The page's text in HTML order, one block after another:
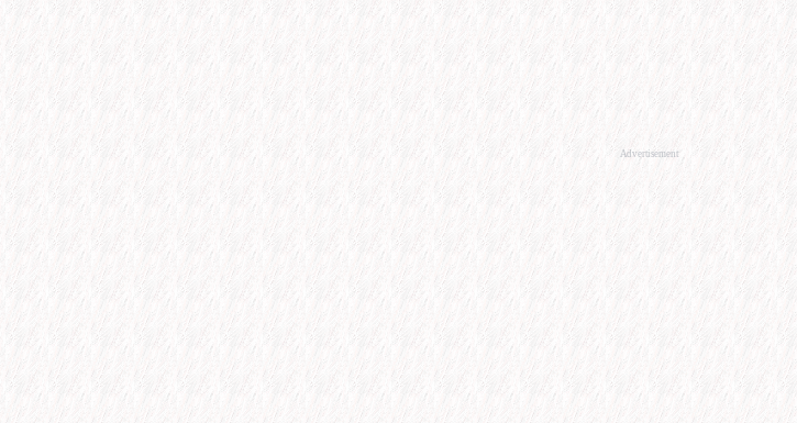
Advertisement